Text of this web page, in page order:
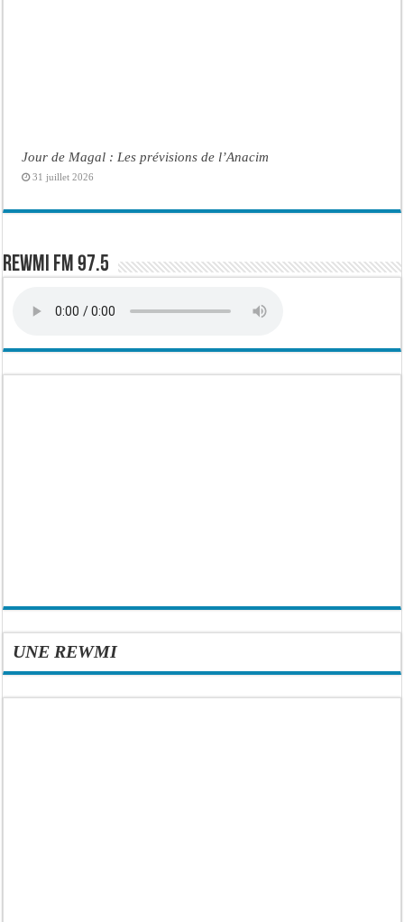
Jour de Magal : Les prévisions de l’Anacim
31 juillet 2026
Rewmi FM 97.5
UNE REWMI